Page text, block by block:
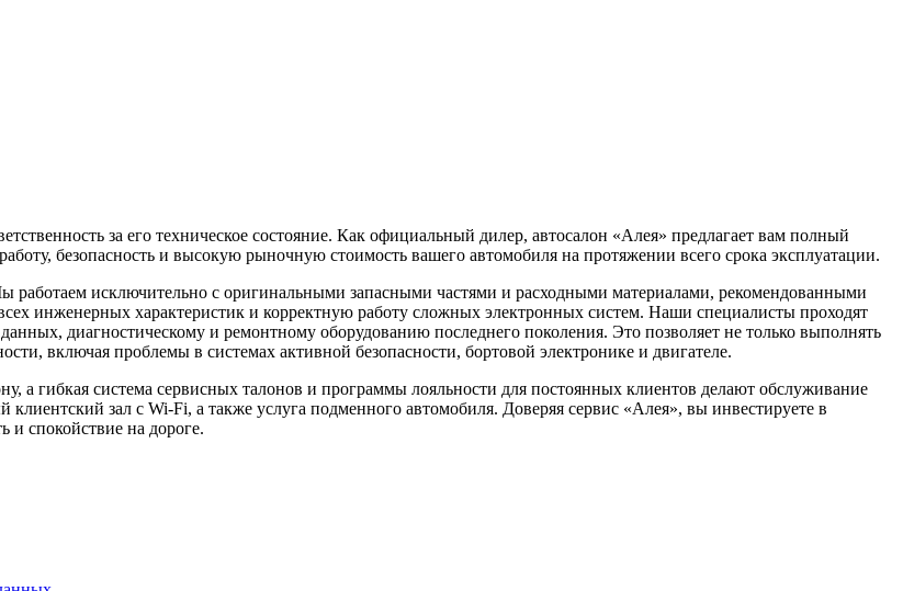
за его техническое состояние. Как официальный дилер, автосалон «Алея» предлагает вам полный
безопасность и высокую рыночную стоимость вашего автомобиля на протяжении всего срока эксплуатации.
исключительно с оригинальными запасными частями и расходными материалами, рекомендованными
инженерных характеристик и корректную работу сложных электронных систем. Наши специалисты проходят
диагностическому и ремонтному оборудованию последнего поколения. Это позволяет не только выполнять
включая проблемы в системах активной безопасности, бортовой электронике и двигателе.
а гибкая система сервисных талонов и программы лояльности для постоянных клиентов делают обслуживание
зал с Wi-Fi, а также услуга подменного автомобиля. Доверяя сервис «Алея», вы инвестируете в
и спокойствие на дороге.